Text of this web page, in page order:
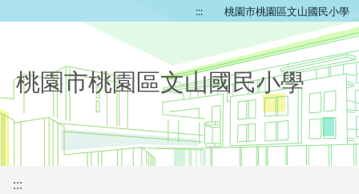
::: 桃園市桃園區文山國民小學
桃園市桃園區文山國民小學
:::